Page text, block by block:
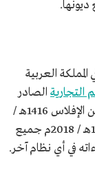
العربية
التجارية الصادر
في عام 1350هـ / 1931م ونظام التسوية الواقية من الإفلاس 1416هـ /
1995م، وألغى صدور نظام الإفلاس في عام 1439هـ / 2018م جميع
في أي نظام آخر.